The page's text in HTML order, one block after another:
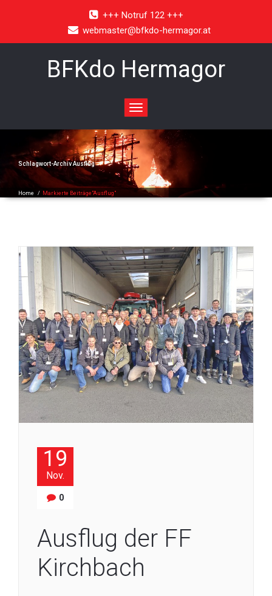
+++ Notruf 122 +++
webmaster@bfkdo-hermagor.at
BFKdo Hermagor
Toggle
navigation
Schlagwort-ArchivAusflug
Home / Markierte Beiträge"Ausflug"
19
Nov.
0
Ausflug der FF
Kirchbach